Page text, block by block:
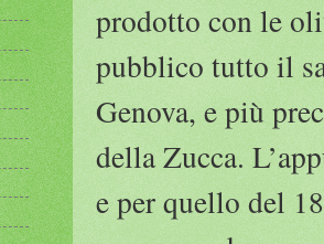
prodotto con le
pubblico tutto il
Genova, e più
della Zucca.
e per quello del